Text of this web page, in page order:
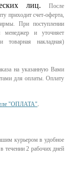
лиц.
После
приходит счет-оферта,
При поступлении
менеджер и уточняет
накладная)
на указанную Вами
для оплаты. Оплату
"ОПЛАТА"
курьером в удобное
течении 2 рабочих дней